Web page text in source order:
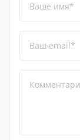
Ваше имя*
Ваш email*